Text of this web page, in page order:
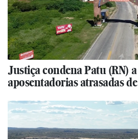
Justiça condena Patu (RN)
aposentadorias atrasadas